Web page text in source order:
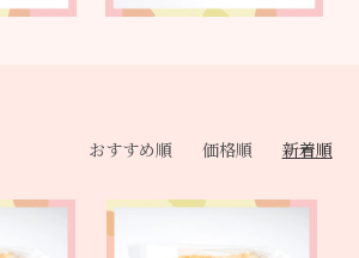
おすすめ順 価格順 新着順